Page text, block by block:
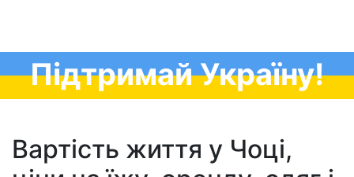
Підтримай Україну!
Вартість життя у Чоці,